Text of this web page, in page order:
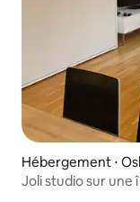
Hébergement ⋅
Joli studio sur une